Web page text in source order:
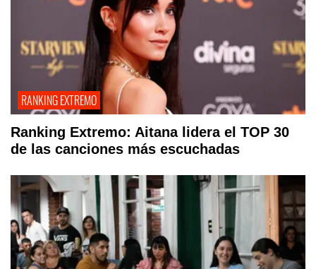
RANKING EXTREMO
Ranking Extremo: Aitana lidera el TOP 30
de las canciones más escuchadas